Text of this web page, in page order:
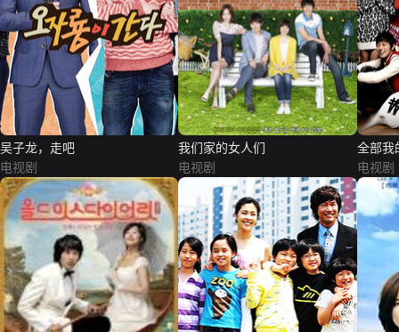
吴子龙，走吧
电视剧
我们家的女人们
电视剧
全部我
电视剧